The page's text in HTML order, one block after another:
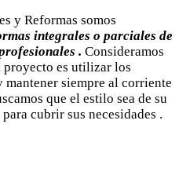
y Reformas somos
integrales o parciales de
. Consideramos
proyecto es utilizar los
mantener siempre al corriente
que el estilo sea de su
cubrir sus necesidades .